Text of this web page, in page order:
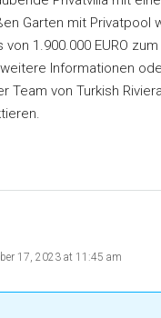
Garten mit Privatpool
von 1.900.000 EURO
Informationen
Team von Turkish
17, 2023 at 11:45 am